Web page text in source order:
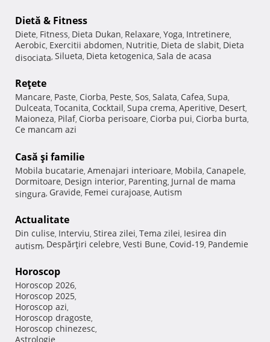
Dietă & Fitness
Diete, Fitness, Dieta Dukan, Relaxare, Yoga, Intretinere,
Aerobic, Exercitii abdomen, Nutritie, Dieta de slabit, Dieta
disociata, Silueta, Dieta ketogenica, Sala de acasa
Reţete
Mancare, Paste, Ciorba, Peste, Sos, Salata, Cafea, Supa,
Dulceata, Tocanita, Cocktail, Supa crema, Aperitive, Desert,
Maioneza, Pilaf, Ciorba perisoare, Ciorba pui, Ciorba burta,
Ce mancam azi
Casă şi familie
Mobila bucatarie, Amenajari interioare, Mobila, Canapele,
Dormitoare, Design interior, Parenting, Jurnal de mama
singura, Gravide, Femei curajoase, Autism
Actualitate
Din culise, Interviu, Stirea zilei, Tema zilei, Iesirea din
autism, Despărţiri celebre, Vesti Bune, Covid-19, Pandemie
Horoscop
Horoscop 2026,
Horoscop 2025,
Horoscop azi,
Horoscop dragoste,
Horoscop chinezesc,
Astrologie